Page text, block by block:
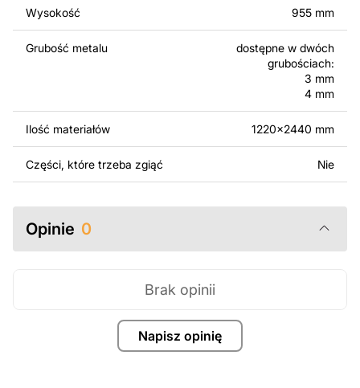
Za dodatkową opłatą możemy dostosować projekt
poprzez dodanie tekstu, obrazów lub logo Twojej firmy
albo wprowadzenie innych modyfikacji według Twoich
potrzeb. Jeśli potrzebujesz indywidualnego projektu
Jeśli masz jakiekolwiek pytania lub potrzebujesz
pomocy, skontaktuj się z nami w dowolnym momencie –
zawsze chętnie pomożemy.
Wysokość 955 mm
Grubość metalu
dostępne w dwóch
grubościach:
3 mm
4 mm
Ilość materiałów 1220x2440 mm
Części, które trzeba zgiąć Nie
Opinie 0
Napisz opinię
Brak opinii